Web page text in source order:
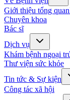
Giới thiệu tổng quan
Chuyên khoa
Bác sĩ
Dịch vụ
Khám bệnh ngoại
Thư viện sức khỏe
Tin tức & Sự kiện
Công tác xã hội